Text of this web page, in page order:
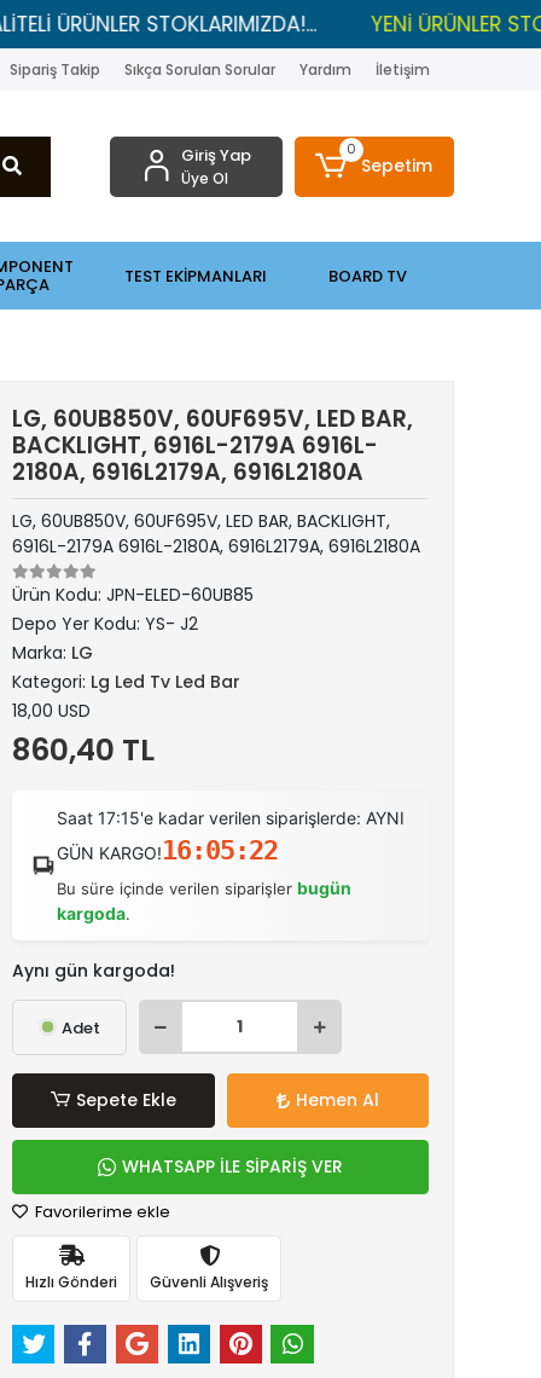
STOKLARIMIZDA!... YENİ ÜRÜNLER
Sipariş Takip Sıkça Sorulan Sorular Yardım İletişim
Giriş Yap
Üye Ol
0
Sepetim
TEST EKİPMANLARI BOARD TV
LG, 60UB850V, 60UF695V, LED BAR,
BACKLIGHT, 6916L-2179A 6916L-
2180A, 6916L2179A, 6916L2180A
LG, 60UB850V, 60UF695V, LED BAR, BACKLIGHT,
6916L-2179A 6916L-2180A, 6916L2179A, 6916L2180A
Ürün Kodu: JPN-ELED-60UB85
Depo Yer Kodu: YS- J2
Marka: LG
Kategori: Lg Led Tv Led Bar
18,00 USD
860,40 TL
Saat 17:15'e kadar verilen siparişlerde: AYNI
GÜN KARGO!16:05:21
Bu süre içinde verilen siparişler bugün
kargoda.
Aynı gün kargoda!
Adet
Sepete Ekle Hemen Al
WHATSAPP İLE SİPARİŞ VER
Favorilerime ekle
Hızlı Gönderi Güvenli Alışveriş